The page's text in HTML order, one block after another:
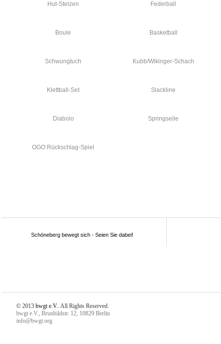
Hut-Stelzen Federball
Boule Basketball
Schwungtuch Kubb/Wikinger-Schach
Klettball-Set Slackline
Diabolo Springseile
OGO Rückschlag-Spiel
Schöneberg bewegt sich - Seien Sie dabei!
© 2013 bwgt e.V.. All Rights Reserved.
bwgt e.V., Brunhildstr. 12, 10829 Berlin
info@bwgt.org